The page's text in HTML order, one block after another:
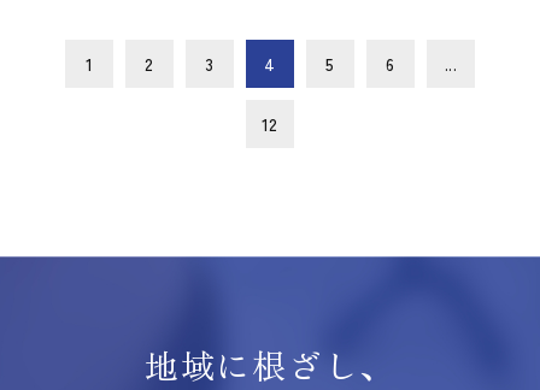
1 2 3 4 5 6 ...
12
地域に根ざし、